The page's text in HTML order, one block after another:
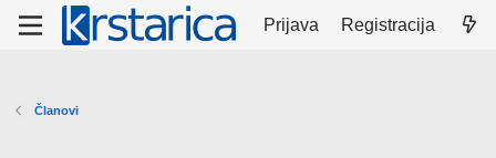
Prijava Registracija
Članovi